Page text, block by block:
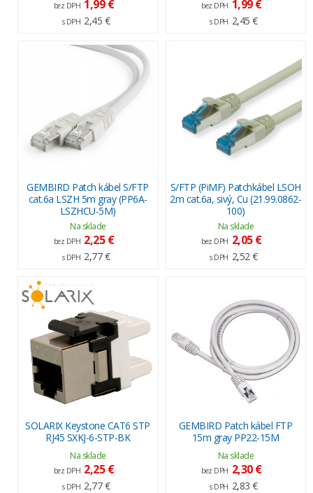
bez DPH 1,99 €
s DPH 2,45 €
bez DPH 1,99 €
s DPH 2,45 €
GEMBIRD Patch kábel S/FTP
cat.6a LSZH 5m gray (PP6A-
LSZHCU-5M)
Na sklade
bez DPH 2,25 €
s DPH 2,77 €
S/FTP (PiMF) Patchkábel LSOH
2m cat.6a, sivý, Cu (21.99.0862-
100)
Na sklade
bez DPH 2,05 €
s DPH 2,52 €
SOLARIX Keystone CAT6 STP
RJ45 SXKJ-6-STP-BK
Na sklade
bez DPH 2,25 €
s DPH 2,77 €
GEMBIRD Patch kábel FTP
15m gray PP22-15M
Na sklade
bez DPH 2,30 €
s DPH 2,83 €